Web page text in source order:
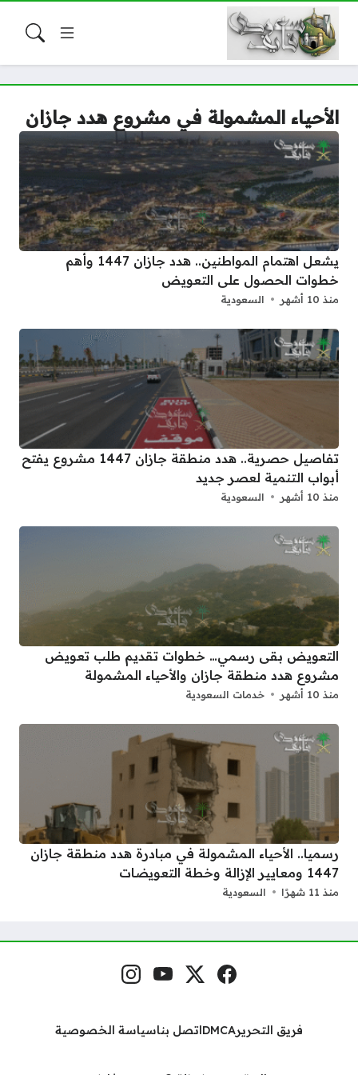
الأحياء المشمولة في مشروع هدد جازان
يشعل اهتمام المواطنين.. هدد جازان 1447 وأهم
خطوات الحصول على التعويض
منذ 10 أشهر السعودية
تفاصيل حصرية.. هدد منطقة جازان 1447 مشروع يفتح
أبواب التنمية لعصر جديد
منذ 10 أشهر السعودية
التعويض بقى رسمي… خطوات تقديم طلب تعويض
مشروع هدد منطقة جازان والأحياء المشمولة
منذ 10 أشهر خدمات السعودية
رسميا.. الأحياء المشمولة في مبادرة هدد منطقة جازان
1447 ومعايير الإزالة وخطة التعويضات
منذ 11 شهرًا السعودية
مواقع التواصل فيسبوكمنصة إكس
يوتيوبإنستغرام
فريق التحريرDMCAاتصل بناسياسة الخصوصية